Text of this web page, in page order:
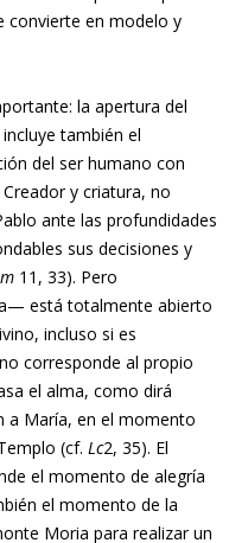
convierte en modelo y
la apertura del
también el
del ser humano con
y criatura, no
ante las profundidades
sus decisiones y
11, 33). Pero
está totalmente abierto
incluso si es
corresponde al propio
el alma, como dirá
a María, en el momento
(cf. Lc2, 35). El
el momento de alegría
el momento de la
Moria para realizar un